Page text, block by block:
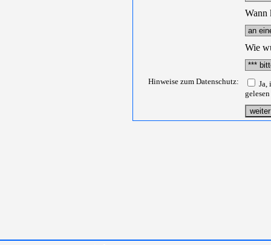
Wann
Wie
Hinweise zum Datenschutz:
Ja,